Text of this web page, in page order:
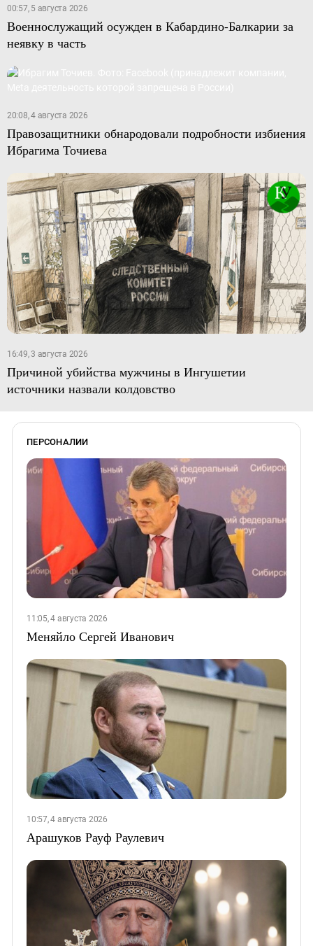
00:57, 5 августа 2026
Военнослужащий осужден в Кабардино-Балкарии за
неявку в часть
20:08, 4 августа 2026
Правозащитники обнародовали подробности избиения
Ибрагима Точиева
16:49, 3 августа 2026
Причиной убийства мужчины в Ингушетии
источники назвали колдовство
ПЕРСОНАЛИИ
11:05, 4 августа 2026
Меняйло Сергей Иванович
10:57, 4 августа 2026
Арашуков Рауф Раулевич